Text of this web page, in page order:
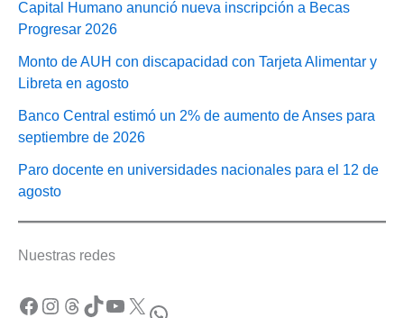
Capital Humano anunció nueva inscripción a Becas
Progresar 2026
Monto de AUH con discapacidad con Tarjeta Alimentar y
Libreta en agosto
Banco Central estimó un 2% de aumento de Anses para
septiembre de 2026
Paro docente en universidades nacionales para el 12 de
agosto
Nuestras redes
Facebook Instagram Threads TikTok YouTube X WhatsApp